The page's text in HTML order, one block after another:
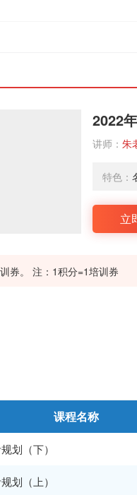
2022
讲师： 朱
特色：
立
券。 注：1积分=1培训券
课程名称
划（下）
划（上）